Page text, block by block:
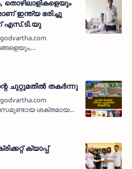
ഇന്ത്യ ഭരിച്ചു
എസ്.ടി.യു
സര്‍ക്കാരാണ്
ഇത്
ചുറ്റുമതില്‍ തകര്‍ന്നു
ശക്തമായ
ജി കെ
തകര്‍ന്നു വീണു.
ക്യാപ്പ്